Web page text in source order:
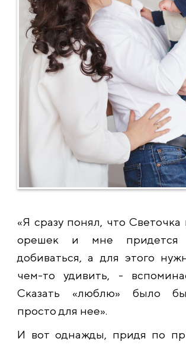
«Я сразу понял, что
орешек и мне придется
добиваться, а для этого
чем-то удивить, -
Сказать «люблю» было
просто для нее».
И вот однажды, придя по